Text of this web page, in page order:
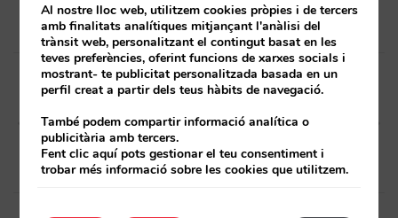
Post
navigation
Article anterior
Reenvía confirmaciones de
reserva a tus clientes: nuevas
opcionesr
Article següent
Nuevo informe mensual de
Al nostre lloc web, utilitzem cookies pròpies i de tercers
amb finalitats analítiques mitjançant l'anàlisi del
trànsit web, personalitzant el contingut basat en les
teves preferències, oferint funcions de xarxes socials i
mostrant- te publicitat personalitzada basada en un
perfil creat a partir dels teus hàbits de navegació.
També podem compartir informació analítica o
publicitària amb tercers.
Fent clic aquí pots gestionar el teu consentiment i
trobar més informació sobre les cookies que utilitzem.